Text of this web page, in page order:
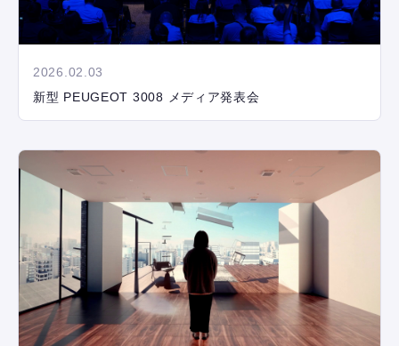
2026.02.03
新型 PEUGEOT 3008 メディア発表会